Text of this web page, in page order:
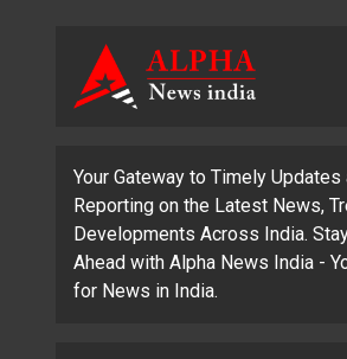
Your Gateway to Timely Updates
Reporting on the Latest News,
Developments Across India.
Ahead with Alpha News India -
for News in India.